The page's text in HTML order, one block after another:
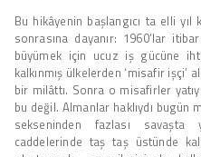
Bu hikâyenin başlangıcı ta elli
sonrasına dayanır: 1960’lar
büyümek için ucuz iş gücüne
kalkınmış ülkelerden ‘misafir işçi’
bir milâttı. Sonra o misafirler
bu değil. Almanlar haklıydı bugün
sekseninden fazlası savaşta
caddelerinde taş taş üstünde